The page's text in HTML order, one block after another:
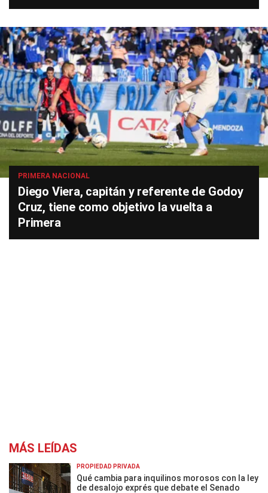
PRIMERA NACIONAL
Diego Viera, capitán y referente de Godoy
Cruz, tiene como objetivo la vuelta a
Primera
MÁS LEÍDAS
PROPIEDAD PRIVADA
Qué cambia para inquilinos morosos con la ley
de desalojo exprés que debate el Senado